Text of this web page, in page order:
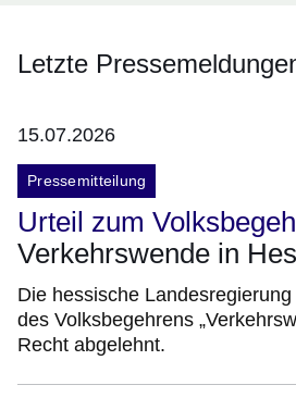
Letzte
15.07.2026
Pressemitteilung
Urteil zum
Verkehrswende in
Die hessische
des Volksbegehrens
Recht abgelehnt.